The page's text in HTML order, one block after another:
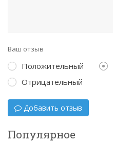
Ваш отзыв
Положительный
Отрицательный
Добавить отзыв
Популярное